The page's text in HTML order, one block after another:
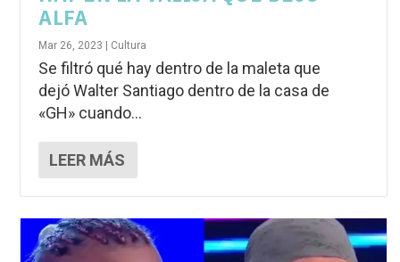
ALFA
Mar 26, 2023 Cultura
Se filtró qué hay dentro de la maleta que
dejó Walter Santiago dentro de la casa de
«GH» cuando...
LEER MÁS